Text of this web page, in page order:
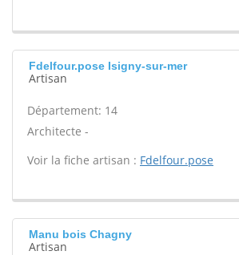
Fdelfour.pose Isigny-sur-mer
Artisan
Département: 14
Architecte -
Voir la fiche artisan : Fdelfour.pose
Manu bois Chagny
Artisan